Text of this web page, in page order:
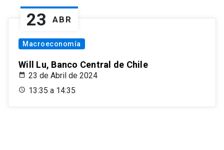
23 ABR
Macroeconomía
Will Lu, Banco Central de Chile
23 de Abril de 2024
13:35 a 14:35